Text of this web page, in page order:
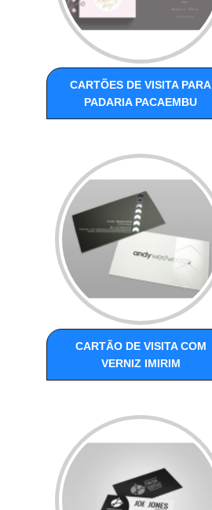
CARTÕES DE VISITA PARA
PADARIA PACAEMBU
CARTÃO DE VISITA COM
VERNIZ IMIRIM